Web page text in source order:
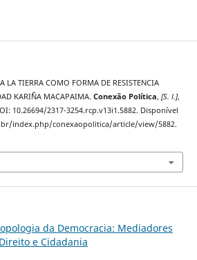
LA TIERRA COMO FORMA DE RESISTENCIA
KARI`ÑA MACAPAIMA. Conexão Política, [S. l.],
10.26694/2317-3254.rcp.v13i1.5882. Disponível
index.php/conexaopolitica/article/view/5882.
da Democracia: Mediadores
e Cidadania